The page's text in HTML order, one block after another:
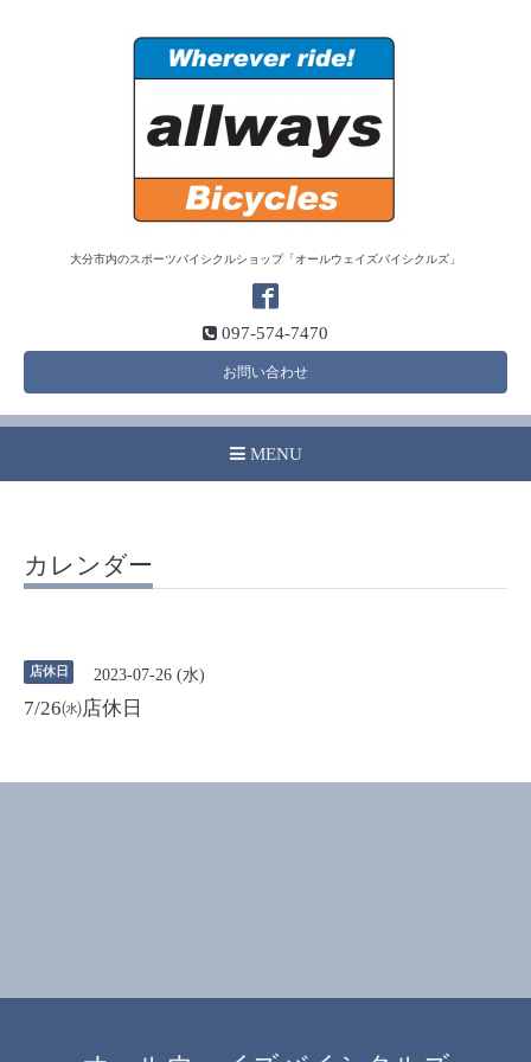
大分市内のスポーツバイシクルショップ「オールウェイズバイシクルズ」
097-574-7470
お問い合わせ
MENU
カレンダー
店休日 2023-07-26 (水)
7/26㈬店休日